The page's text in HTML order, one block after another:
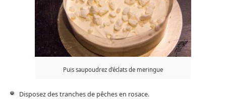
Puis saupoudrez d’éclats de meringue
Disposez des tranches de pêches en rosace.